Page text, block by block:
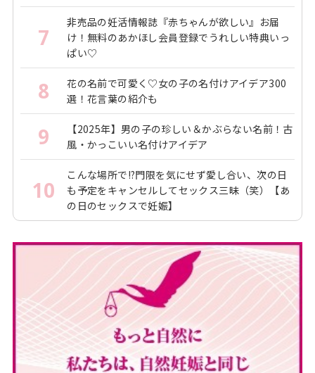
7
非売品の妊活情報誌『赤ちゃんが欲しい』お届
け！無料のあかほし会員登録でうれしい特典いっ
ぱい♡
8
花の名前で可愛く♡女の子の名付けアイデア300
選！花言葉の紹介も
9
【2025年】男の子の珍しい＆かぶらない名前！古
風・かっこいい名付けアイデア
10
こんな場所で!?門限を気にせず愛し合い、次の日
も予定をキャンセルしてセックス三昧（笑）【あ
の日のセックスで妊娠】